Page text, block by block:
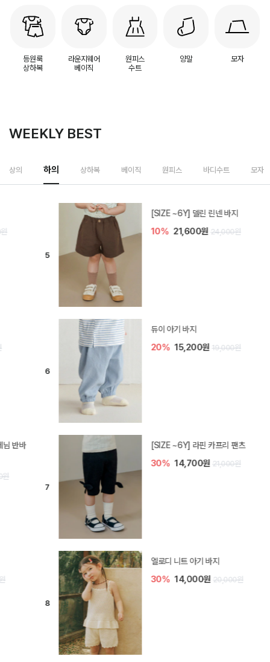
등원룩
상하복
라운지웨어
베이직
원피스
수트
양말 모자
WEEKLY BEST
상의 하의 상하복 베이직 원피스 바디수트 모자
[SIZE ~6Y] 델린 린넨 바지
10% 21,600원 24,000원
듀이 아기 바지
20% 15,200원 19,000원
[SIZE ~6Y] 라핀 카프리 팬츠
30% 14,700원 21,000원
엘로디 니트 아기 바지
30% 14,000원 20,000원